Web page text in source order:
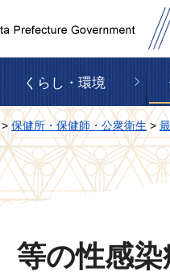
くらし・環境
保健所・保健師・公衆衛生>
等の性感